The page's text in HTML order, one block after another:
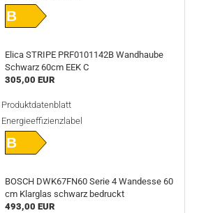
B
Elica STRIPE PRF0101142B Wandhaube
Schwarz 60cm EEK C
305,00 EUR
Produktdatenblatt
Energieeffizienzlabel
B
BOSCH DWK67FN60 Serie 4 Wandesse 60
cm Klarglas schwarz bedruckt
493,00 EUR